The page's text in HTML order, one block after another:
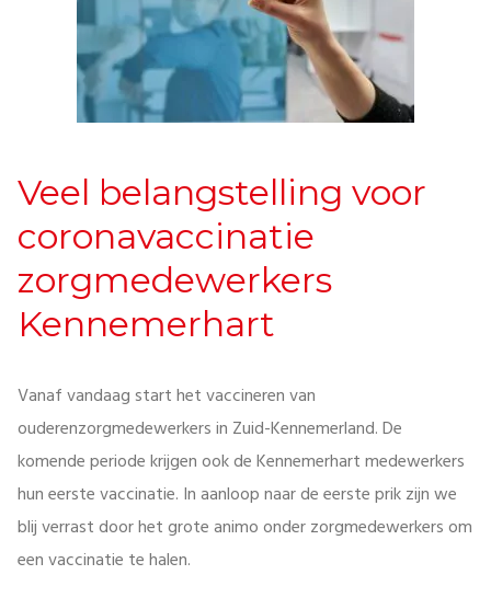
Veel belangstelling voor
coronavaccinatie
zorgmedewerkers
Kennemerhart
Vanaf vandaag start het vaccineren van
ouderenzorgmedewerkers in Zuid-Kennemerland. De
komende periode krijgen ook de Kennemerhart medewerkers
hun eerste vaccinatie. In aanloop naar de eerste prik zijn we
blij verrast door het grote animo onder zorgmedewerkers om
een vaccinatie te halen.